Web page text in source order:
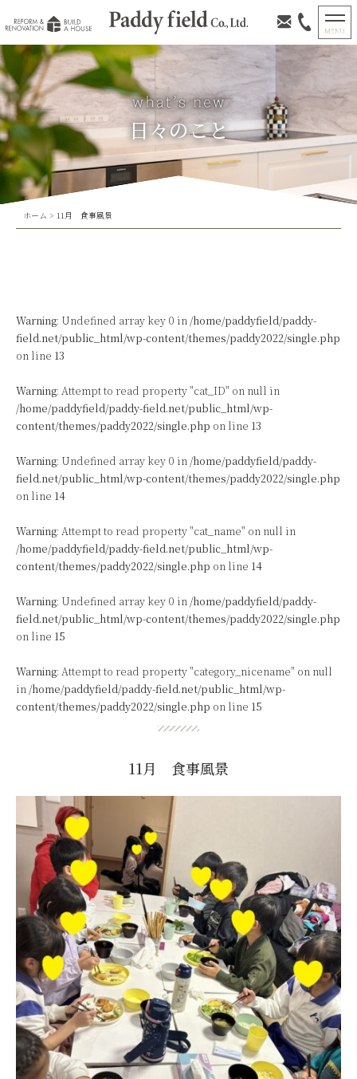
日々のこと
ホーム > 11月 食事風景
Warning: Undefined array key 0 in /home/paddyfield/paddy-
field.net/public_html/wp-content/themes/paddy2022/single.php
on line 13
Warning: Attempt to read property "cat_ID" on null in
/home/paddyfield/paddy-field.net/public_html/wp-
content/themes/paddy2022/single.php on line 13
Warning: Undefined array key 0 in /home/paddyfield/paddy-
field.net/public_html/wp-content/themes/paddy2022/single.php
on line 14
Warning: Attempt to read property "cat_name" on null in
/home/paddyfield/paddy-field.net/public_html/wp-
content/themes/paddy2022/single.php on line 14
Warning: Undefined array key 0 in /home/paddyfield/paddy-
field.net/public_html/wp-content/themes/paddy2022/single.php
on line 15
Warning: Attempt to read property "category_nicename" on null
in /home/paddyfield/paddy-field.net/public_html/wp-
content/themes/paddy2022/single.php on line 15
11月 食事風景